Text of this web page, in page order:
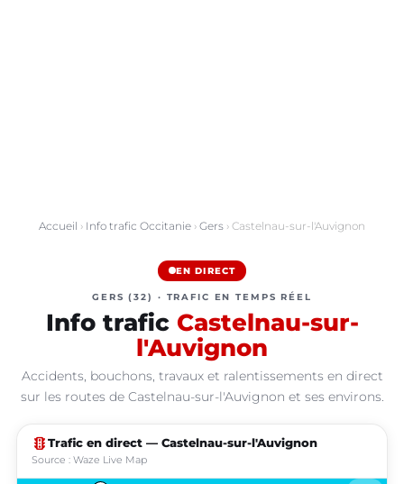
Accueil › Info trafic Occitanie › Gers › Castelnau-sur-l'Auvignon
EN DIRECT
GERS (32) · TRAFIC EN TEMPS RÉEL
Info trafic Castelnau-sur-
l'Auvignon
Accidents, bouchons, travaux et ralentissements en direct
sur les routes de Castelnau-sur-l'Auvignon et ses environs.
traffic Trafic en direct — Castelnau-sur-l'Auvignon
Source : Waze Live Map